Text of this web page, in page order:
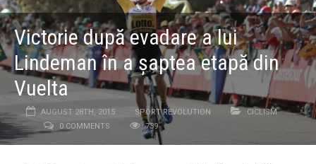
Victorie după evadare a lui
Lindeman în a șaptea etapă din
Vuelta
AUGUST 28TH, 2015 SPORT REVOLUTION
CICLISM
0 COMMENTS
739